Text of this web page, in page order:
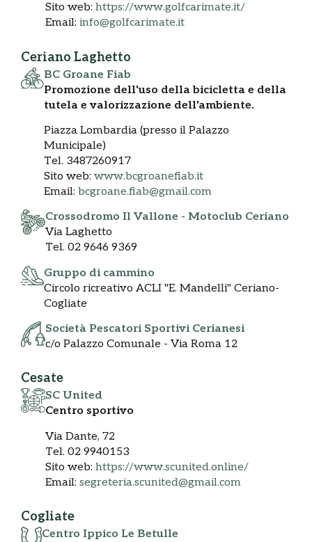
Sito web: https://www.golfcarimate.it/
Email: info@golfcarimate.it
Ceriano Laghetto
BC Groane Fiab
Promozione dell'uso della bicicletta e della
tutela e valorizzazione dell'ambiente.
Piazza Lombardia (presso il Palazzo
Municipale)
Tel. 3487260917
Sito web: www.bcgroanefiab.it
Email: bcgroane.fiab@gmail.com
Crossodromo Il Vallone - Motoclub Ceriano
Via Laghetto
Tel. 02 9646 9369
Gruppo di cammino
Circolo ricreativo ACLI "E. Mandelli" Ceriano-
Cogliate
Società Pescatori Sportivi Cerianesi
c/o Palazzo Comunale - Via Roma 12
Cesate
SC United
Centro sportivo
Via Dante, 72
Tel. 02 9940153
Sito web: https://www.scunited.online/
Email: segreteria.scunited@gmail.com
Cogliate
Centro Ippico Le Betulle